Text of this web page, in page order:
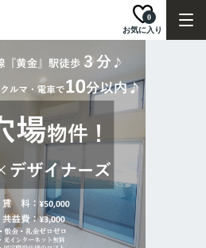
お気に入り
0